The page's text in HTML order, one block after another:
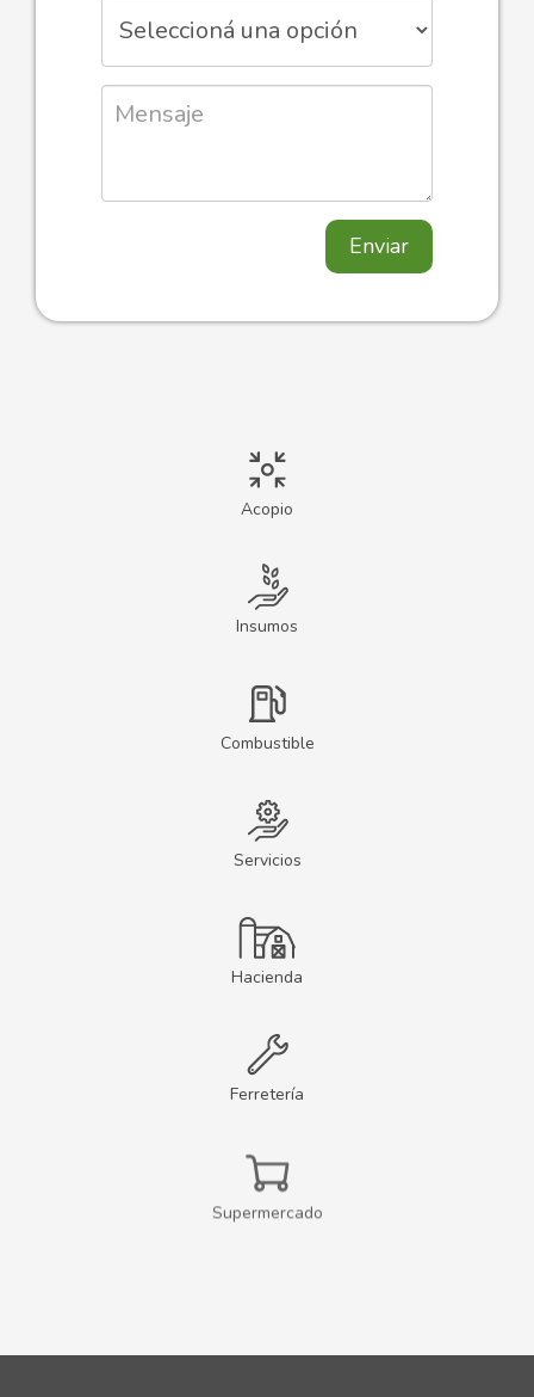
Enviar
Acopio
Insumos
Combustible
Servicios
Hacienda
Ferretería
Supermercado